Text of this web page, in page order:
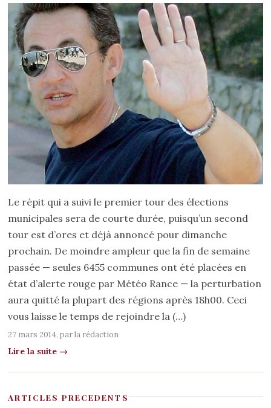
Le répit qui a suivi le premier tour des élections
municipales sera de courte durée, puisqu’un second
tour est d’ores et déjà annoncé pour dimanche
prochain. De moindre ampleur que la fin de semaine
passée — seules 6455 communes ont été placées en
état d’alerte rouge par Météo Rance — la perturbation
aura quitté la plupart des régions après 18h00. Ceci
vous laisse le temps de rejoindre la (…)
27 mars 2014, parla rédaction
Lire la suite →
ARTICLES PRECEDENTS